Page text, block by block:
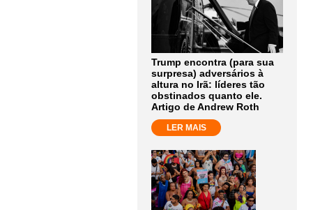
Trump encontra (para sua
surpresa) adversários à
altura no Irã: líderes tão
obstinados quanto ele.
Artigo de Andrew Roth
LER MAIS